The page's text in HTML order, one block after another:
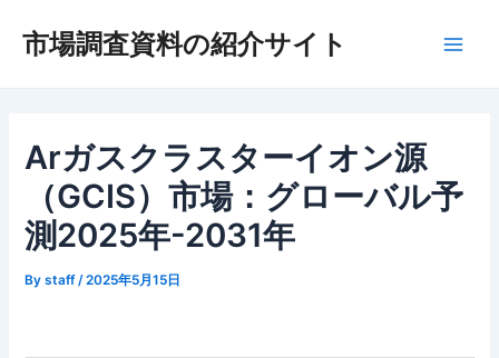
市場調査資料の紹介サイト
Arガスクラスターイオン源
（GCIS）市場：グローバル予
測2025年-2031年
Bystaff /2025年5月15日